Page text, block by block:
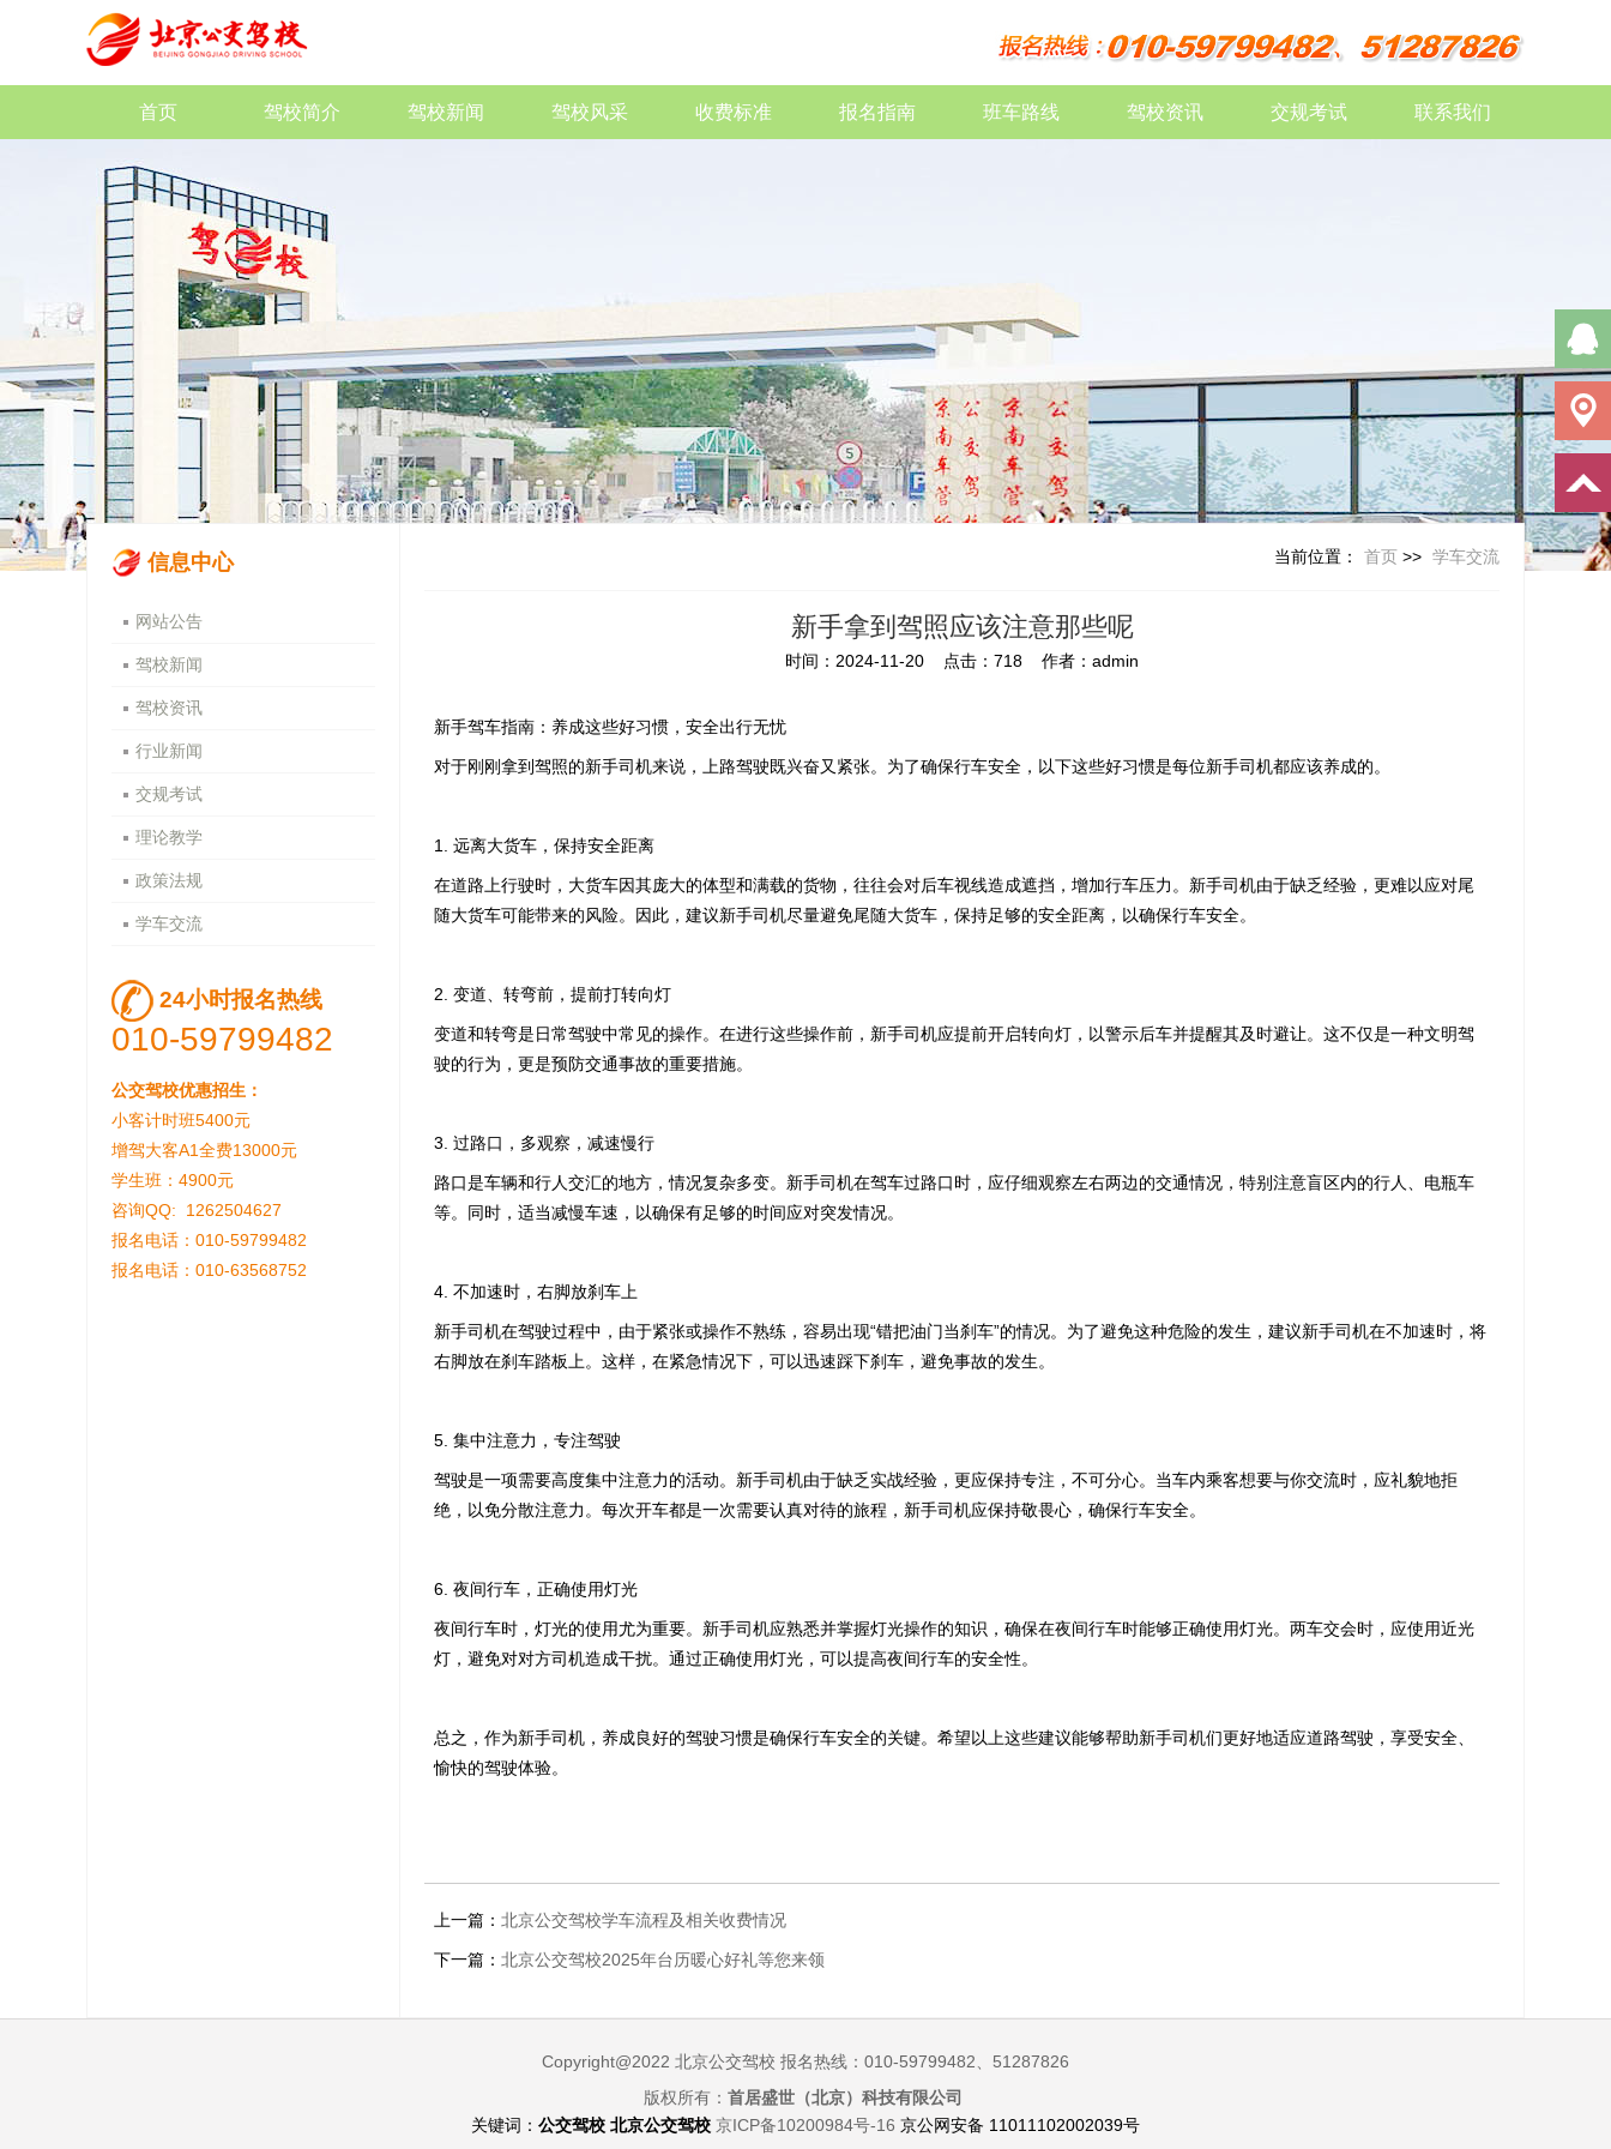
首页 驾校简介 驾校新闻 驾校风采 收费标准 报名指南 班车路线 驾校资讯 交规考试 联系我们
信息中心
网站公告
驾校新闻
驾校资讯
行业新闻
交规考试
理论教学
政策法规
学车交流
24小时报名热线
010-59799482
公交驾校优惠招生：
小客计时班5400元
增驾大客A1全费13000元
学生班：4900元
咨询QQ: 1262504627
报名电话：010-59799482
报名电话：010-63568752
当前位置： 首页 >> 学车交流
新手拿到驾照应该注意那些呢
时间：2024-11-20 点击：718 作者：admin
新手驾车指南：养成这些好习惯，安全出行无忧
对于刚刚拿到驾照的新手司机来说，上路驾驶既兴奋又紧张。为了确保行车安全，以下这些好习惯是每位新手司机都应该养成的。
1. 远离大货车，保持安全距离
在道路上行驶时，大货车因其庞大的体型和满载的货物，往往会对后车视线造成遮挡，增加行车压力。新手司机由于缺乏经验，更难以应对尾
随大货车可能带来的风险。因此，建议新手司机尽量避免尾随大货车，保持足够的安全距离，以确保行车安全。
2. 变道、转弯前，提前打转向灯
变道和转弯是日常驾驶中常见的操作。在进行这些操作前，新手司机应提前开启转向灯，以警示后车并提醒其及时避让。这不仅是一种文明驾
驶的行为，更是预防交通事故的重要措施。
3. 过路口，多观察，减速慢行
路口是车辆和行人交汇的地方，情况复杂多变。新手司机在驾车过路口时，应仔细观察左右两边的交通情况，特别注意盲区内的行人、电瓶车
等。同时，适当减慢车速，以确保有足够的时间应对突发情况。
4. 不加速时，右脚放刹车上
新手司机在驾驶过程中，由于紧张或操作不熟练，容易出现“错把油门当刹车”的情况。为了避免这种危险的发生，建议新手司机在不加速时，将
右脚放在刹车踏板上。这样，在紧急情况下，可以迅速踩下刹车，避免事故的发生。
5. 集中注意力，专注驾驶
驾驶是一项需要高度集中注意力的活动。新手司机由于缺乏实战经验，更应保持专注，不可分心。当车内乘客想要与你交流时，应礼貌地拒
绝，以免分散注意力。每次开车都是一次需要认真对待的旅程，新手司机应保持敬畏心，确保行车安全。
6. 夜间行车，正确使用灯光
夜间行车时，灯光的使用尤为重要。新手司机应熟悉并掌握灯光操作的知识，确保在夜间行车时能够正确使用灯光。两车交会时，应使用近光
灯，避免对对方司机造成干扰。通过正确使用灯光，可以提高夜间行车的安全性。
总之，作为新手司机，养成良好的驾驶习惯是确保行车安全的关键。希望以上这些建议能够帮助新手司机们更好地适应道路驾驶，享受安全、
愉快的驾驶体验。
上一篇： 北京公交驾校学车流程及相关收费情况
下一篇： 北京公交驾校2025年台历暖心好礼等您来领
Copyright@2022 北京公交驾校 报名热线：010-59799482、51287826
版权所有： 首居盛世（北京）科技有限公司
关键词： 公交驾校 北京公交驾校 京ICP备10200984号-16 京公网安备 11011102002039号